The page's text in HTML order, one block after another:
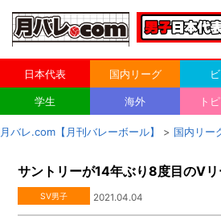
日本代表 国内リーグ
学生 海外 ト
月バレ.com【月刊バレーボール】 > 国内リー
サントリーが14年ぶり8度目のV
SV男子 2021.04.04